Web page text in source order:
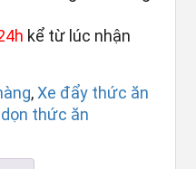
kể từ lúc nhận
,Xe đẩy thức ăn
thức ăn